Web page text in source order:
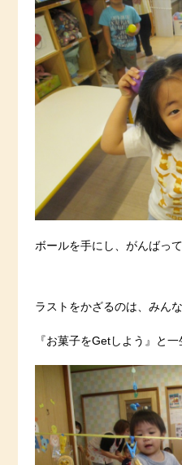
ボールを手にし、がんばっ
ラストをかざるのは、みんな
『お菓子をGetしよう』と